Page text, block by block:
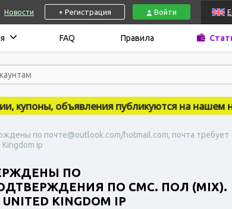
Новости + Регистрация Войти
FAQ Правила
купоны, объявления публикуются на нашем
по почте@outlook.com/hotmail.com, почта требует
ip
ПО
ПОДТВЕРЖДЕНИЯ ПО СМС. ПОЛ (MIX).
KINGDOM IP